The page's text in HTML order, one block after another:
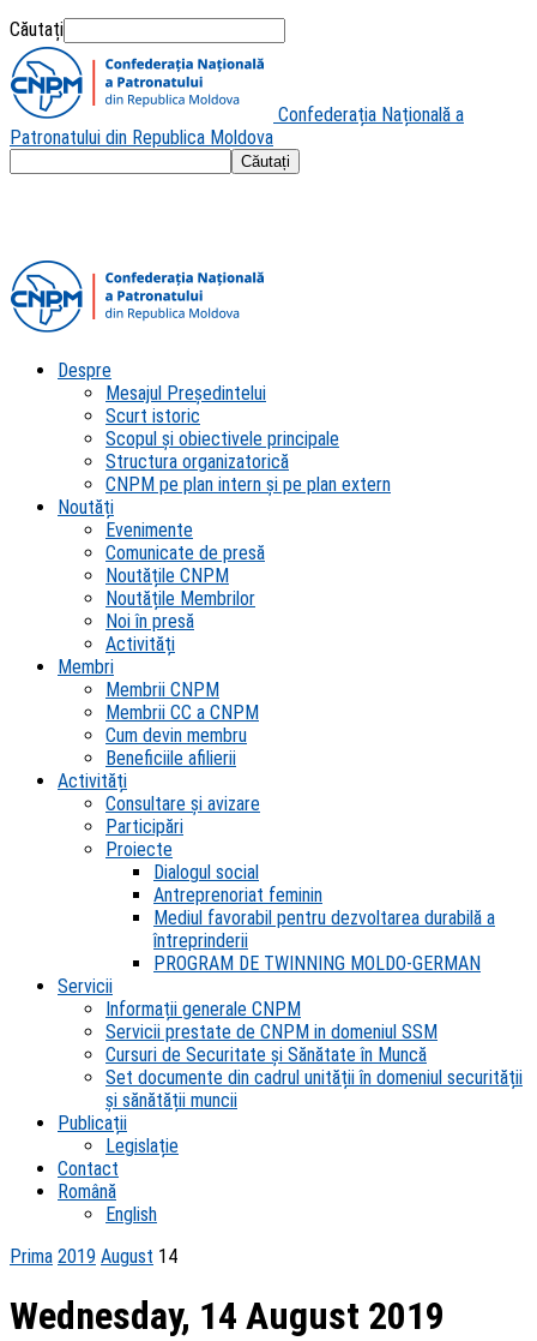
Căutați
Confederația Națională a
Patronatului din Republica Moldova
Despre
Mesajul Președintelui
Scurt istoric
Scopul şi obiectivele principale
Structura organizatorică
CNPM pe plan intern şi pe plan extern
Noutăți
Evenimente
Comunicate de presă
Noutățile CNPM
Noutățile Membrilor
Noi în presă
Activități
Membri
Membrii CNPM
Membrii CC a CNPM
Cum devin membru
Beneficiile afilierii
Activități
Consultare și avizare
Participări
Proiecte
Dialogul social
Antreprenoriat feminin
Mediul favorabil pentru dezvoltarea durabilă a
întreprinderii
PROGRAM DE TWINNING MOLDO-GERMAN
Servicii
Informații generale CNPM
Servicii prestate de CNPM in domeniul SSM
Cursuri de Securitate și Sănătate în Muncă
Set documente din cadrul unității în domeniul securității
și sănătății muncii
Publicații
Legislație
Contact
Română
English
Prima 2019 August 14
Wednesday, 14 August 2019